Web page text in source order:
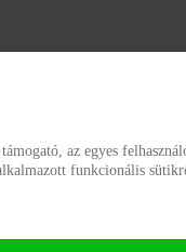
az egyes
funkcionális